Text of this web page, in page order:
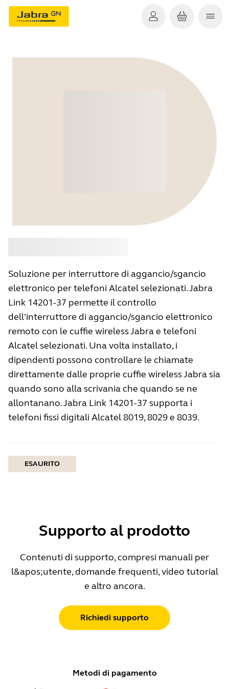
Soluzione per interruttore di aggancio/sgancio
elettronico per telefoni Alcatel selezionati. Jabra
Link 14201-37 permette il controllo
dell'interruttore di aggancio/sgancio elettronico
remoto con le cuffie wireless Jabra e telefoni
Alcatel selezionati. Una volta installato, i
dipendenti possono controllare le chiamate
direttamente dalle proprie cuffie wireless Jabra sia
quando sono alla scrivania che quando se ne
allontanano. Jabra Link 14201-37 supporta i
telefoni fissi digitali Alcatel 8019, 8029 e 8039.
ESAURITO
Supporto al prodotto
Contenuti di supporto, compresi manuali per
l&apos;utente, domande frequenti, video tutorial
e altro ancora.
Richiedi supporto
Metodi di pagamento